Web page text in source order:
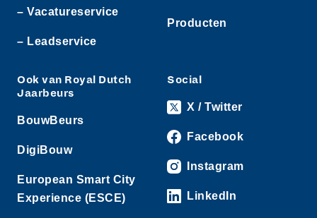
– Vacatureservice
– Leadservice
Producten
Ook van Royal Dutch
Jaarbeurs
BouwBeurs
DigiBouw
European Smart City
Experience (ESCE)
Social
X / Twitter
Facebook
Instagram
LinkedIn